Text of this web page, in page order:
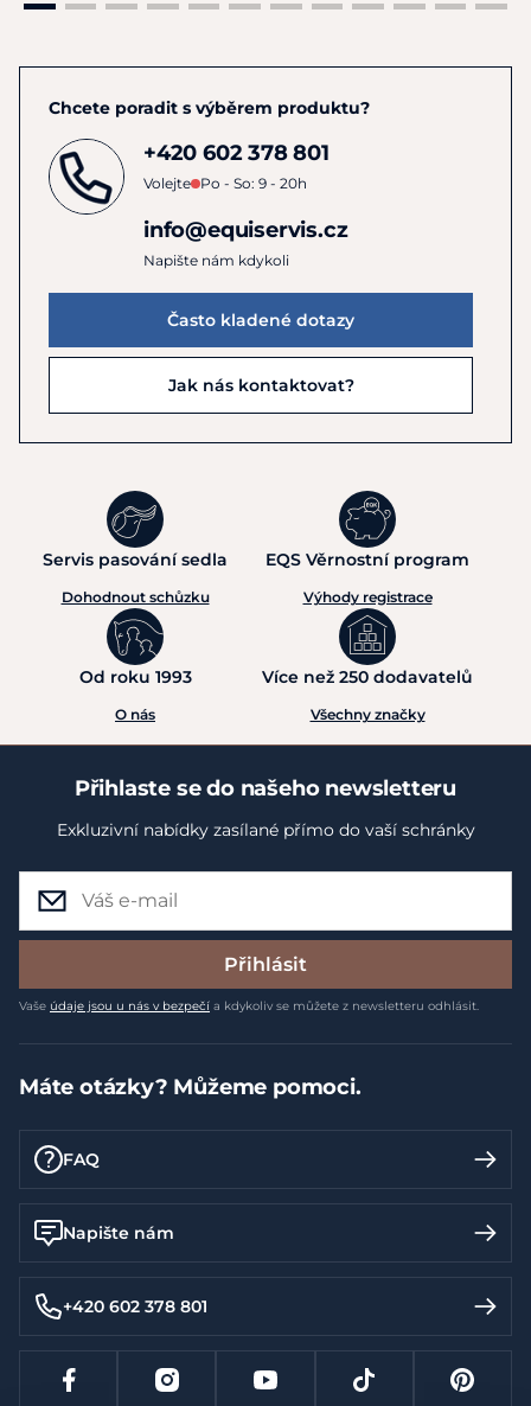
Chcete poradit s výběrem produktu?
+420 602 378 801
Volejte Po - So: 9 - 20h
info@equiservis.cz
Napište nám kdykoli
Často kladené dotazy
Jak nás kontaktovat?
Servis pasování sedla
Dohodnout schůzku
EQS Věrnostní program
Výhody registrace
Od roku 1993
O nás
Více než 250 dodavatelů
Všechny značky
Přihlaste se do našeho newsletteru
Exkluzivní nabídky zasílané přímo do vaší schránky
Přihlásit
Vaše údaje jsou u nás v bezpečí a kdykoliv se můžete z newsletteru odhlásit.
Máte otázky? Můžeme pomoci.
FAQ
Napište nám
+420 602 378 801